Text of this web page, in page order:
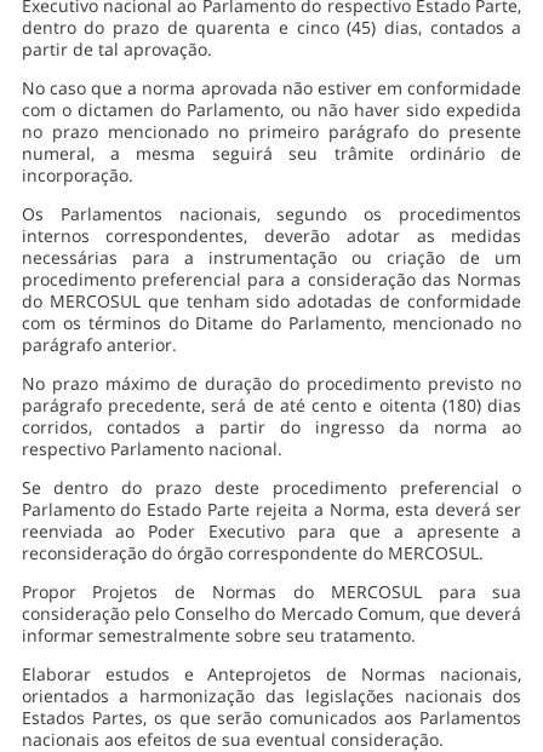
Executivo nacional ao Parlamento do respectivo Estado Parte,
dentro do prazo de quarenta e cinco (45) dias, contados a
partir de tal aprovação.
No caso que a norma aprovada não estiver em conformidade
com o dictamen do Parlamento, ou não haver sido expedida
no prazo mencionado no primeiro parágrafo do presente
numeral, a mesma seguirá seu trâmite ordinário de
incorporação.
Os Parlamentos nacionais, segundo os procedimentos
internos correspondentes, deverão adotar as medidas
necessárias para a instrumentação ou criação de um
procedimento preferencial para a consideração das Normas
do MERCOSUL que tenham sido adotadas de conformidade
com os términos do Ditame do Parlamento, mencionado no
parágrafo anterior.
No prazo máximo de duração do procedimento previsto no
parágrafo precedente, será de até cento e oitenta (180) dias
corridos, contados a partir do ingresso da norma ao
respectivo Parlamento nacional.
Se dentro do prazo deste procedimento preferencial o
Parlamento do Estado Parte rejeita a Norma, esta deverá ser
reenviada ao Poder Executivo para que a apresente a
reconsideração do órgão correspondente do MERCOSUL.
Propor Projetos de Normas do MERCOSUL para sua
consideração pelo Conselho do Mercado Comum, que deverá
informar semestralmente sobre seu tratamento.
Elaborar estudos e Anteprojetos de Normas nacionais,
orientados a harmonização das legislações nacionais dos
Estados Partes, os que serão comunicados aos Parlamentos
nacionais aos efeitos de sua eventual consideração.